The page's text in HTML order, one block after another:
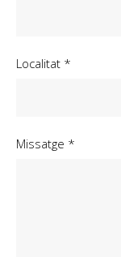
Localitat *
Missatge *